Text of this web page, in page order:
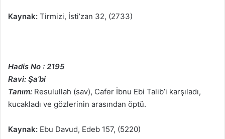
Kaynak: Tirmizi, İsti’zan 32, (2733)
Hadis No : 2195
Ravi: Şa’bi
Tanım: Resulullah (sav), Cafer İbnu Ebi Talib’i karşıladı,
kucakladı ve gözlerinin arasından öptü.
Kaynak: Ebu Davud, Edeb 157, (5220)